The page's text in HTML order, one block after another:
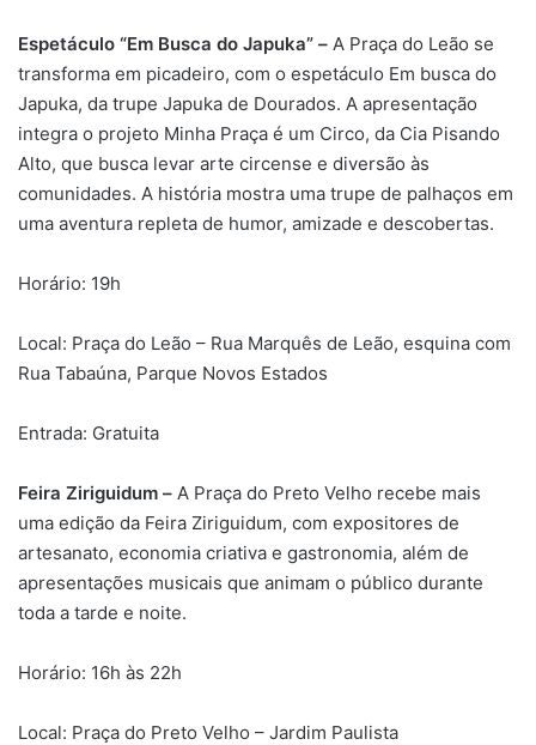
Espetáculo “Em Busca do Japuka” – A Praça do Leão se
transforma em picadeiro, com o espetáculo Em busca do
Japuka, da trupe Japuka de Dourados. A apresentação
integra o projeto Minha Praça é um Circo, da Cia Pisando
Alto, que busca levar arte circense e diversão às
comunidades. A história mostra uma trupe de palhaços em
uma aventura repleta de humor, amizade e descobertas.
Horário: 19h
Local: Praça do Leão – Rua Marquês de Leão, esquina com
Rua Tabaúna, Parque Novos Estados
Entrada: Gratuita
Feira Ziriguidum – A Praça do Preto Velho recebe mais
uma edição da Feira Ziriguidum, com expositores de
artesanato, economia criativa e gastronomia, além de
apresentações musicais que animam o público durante
toda a tarde e noite.
Horário: 16h às 22h
Local: Praça do Preto Velho – Jardim Paulista